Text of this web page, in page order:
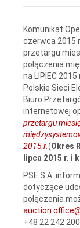
Komunikat
czerwca 2015
przetargu
połączenia
na LIPIEC 2015
Polskie Sieci
Biuro
internetowej
przetargu
2015 r.(Okres
lipca 2015 r. i
PSE S.A.
dotyczące
połączenia
+48 22 242